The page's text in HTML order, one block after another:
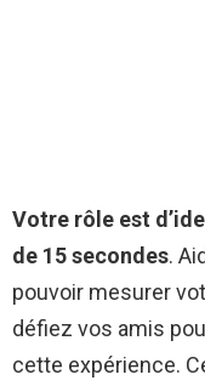
Votre rôle est
de 15 secondes.
pouvoir mesurer
défiez vos amis
cette expérience.